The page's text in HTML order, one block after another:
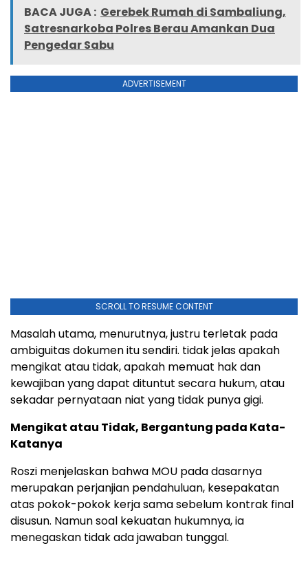
BACA JUGA : Gerebek Rumah di Sambaliung,
Satresnarkoba Polres Berau Amankan Dua
Pengedar Sabu
ADVERTISEMENT
SCROLL TO RESUME CONTENT
Masalah utama, menurutnya, justru terletak pada
ambiguitas dokumen itu sendiri. tidak jelas apakah
mengikat atau tidak, apakah memuat hak dan
kewajiban yang dapat dituntut secara hukum, atau
sekadar pernyataan niat yang tidak punya gigi.
Mengikat atau Tidak, Bergantung pada Kata-
Katanya
Roszi menjelaskan bahwa MOU pada dasarnya
merupakan perjanjian pendahuluan, kesepakatan
atas pokok-pokok kerja sama sebelum kontrak final
disusun. Namun soal kekuatan hukumnya, ia
menegaskan tidak ada jawaban tunggal.